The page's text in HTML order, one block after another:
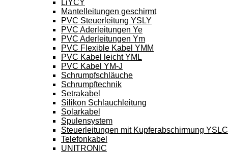
LiYCY
Mantelleitungen geschirmt
PVC Steuerleitung YSLY
PVC Aderleitungen Ye
PVC Aderleitungen Ym
PVC Flexible Kabel YMM
PVC Kabel leicht YML
PVC Kabel YM-J
Schrumpfschläuche
Schrumpftechnik
Setrakabel
Silikon Schlauchleitung
Solarkabel
Spulensystem
Steuerleitungen mit Kupferabschirmung
Telefonkabel
UNITRONIC